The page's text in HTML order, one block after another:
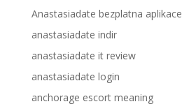
Anastasiadate bezplatna aplikace
anastasiadate indir
anastasiadate it review
anastasiadate login
anchorage escort meaning